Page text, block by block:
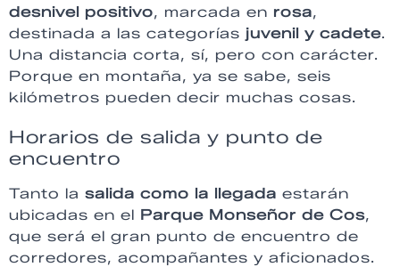
desnivel positivo, marcada en rosa,
destinada a las categorías juvenil y cadete.
Una distancia corta, sí, pero con carácter.
Porque en montaña, ya se sabe, seis
kilómetros pueden decir muchas cosas.
Horarios de salida y punto de
encuentro
Tanto la salida como la llegada estarán
ubicadas en el Parque Monseñor de Cos,
que será el gran punto de encuentro de
corredores, acompañantes y aficionados.